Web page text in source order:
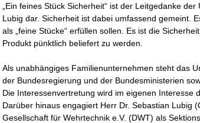
„Ein feines Stück Sicherheit“ ist der Leitgedanke
Lubig dar. Sicherheit ist dabei umfassend gemeint.
als „feine Stücke“ erfüllen sollen. Es ist die
Produkt pünktlich beliefert zu werden.
Als unabhängiges Familienunternehmen steht das
der Bundesregierung und der Bundesministerien
Die Interessenvertretung wird im eigenen Interesse
Darüber hinaus engagiert Herr Dr. Sebastian Lubig
Gesellschaft für Wehrtechnik e.V. (DWT) als